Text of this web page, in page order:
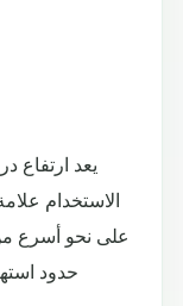
يعد ارتفاع
الاستخدام
على نحو أسرع
حدود